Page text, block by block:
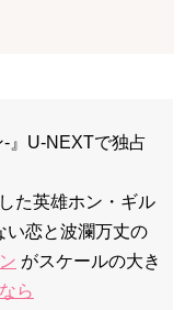
』U-NEXTで独占
た英雄ホン・ギル
い恋と波瀾万丈の
がスケールの大き
ら